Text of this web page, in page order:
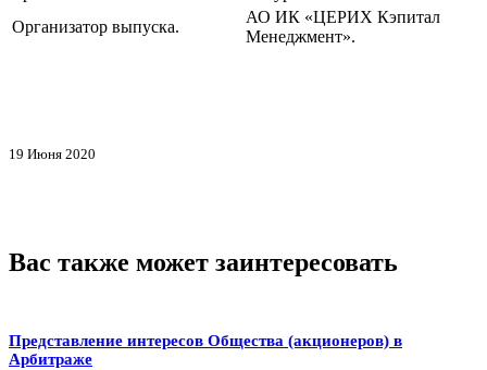
Организатор выпуска.
АО ИК «ЦЕРИХ Кэпитал
Менеджмент».
19 Июня 2020
Вас также может заинтересовать
Представление интересов Общества (акционеров) в
Арбитраже